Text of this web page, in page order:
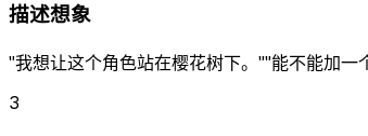
描述想象
"我想让这个角色站在樱花树下。""能不能加一
3